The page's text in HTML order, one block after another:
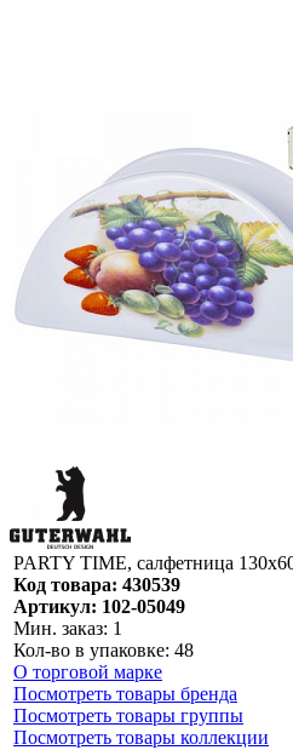
PARTY TIME, салфетница
Код товара: 430539
Артикул: 102-05049
Мин. заказ: 1
Кол-во в упаковке: 48
О торговой марке
Посмотреть товары бренда
Посмотреть товары группы
Посмотреть товары коллекции